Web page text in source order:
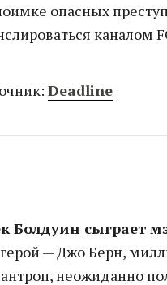
опасных
каналом
Deadline
Болдуин сыграет
— Джо Берн,
неожиданно